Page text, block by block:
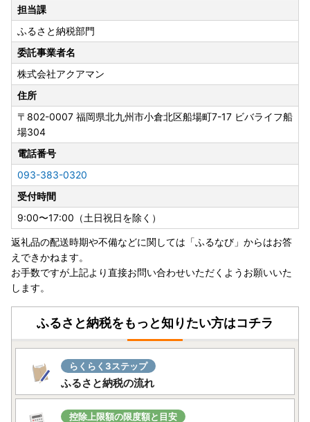
担当課
ふるさと納税部門
委託事業者名
株式会社アクアマン
住所
〒802-0007 福岡県北九州市小倉北区船場町7-17 ビバライフ船
場304
電話番号
093-383-0320
受付時間
9:00〜17:00（土日祝日を除く）
返礼品の配送時期や不備などに関しては「ふるなび」からはお答
えできかねます。
お手数ですが上記より直接お問い合わせいただくようお願いいた
します。
ふるさと納税をもっと知りたい方はコチラ
らくらく3ステップ
ふるさと納税の流れ
控除上限額の限度額と目安